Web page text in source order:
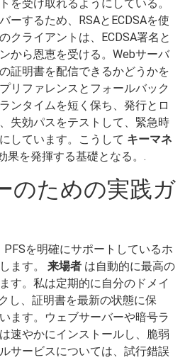
を受け取れるようにしている。
ーするため、RSAとECDSAを使
クライアントは、ECDSA署名と
から恩恵を受ける。Webサーバ
証明書を配信できるかどうかを
リファレンスとフォールバック
ンタイムを短く保ち、発行とロ
失効パスをテストして、緊急時
しています。こうして キーマネ
果を発揮する基礎となる。.
のための実践ガ
を明確にサポートしているホ
ます。 来場者 は自動的に最高の
す。私は定期的に自分のドメイ
し、証明書を最新の状態に保
ます。ウェブサーバーや暗号ラ
速やかにインストールし、脆弱
サービスについては、試行錯誤